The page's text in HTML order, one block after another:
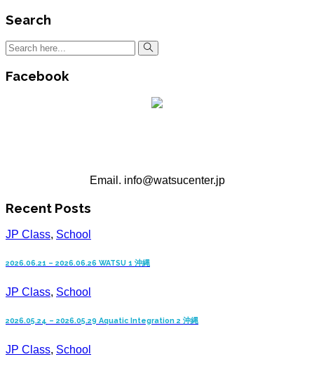
Search
Facebook
Email. info@watsucenter.jp
Recent Posts
JP Class, School
2026.06.21 – 2026.06.26 WATSU 1 沖縄
JP Class, School
2026.05.24 – 2026.05.29 Aquatic Integration 2 沖縄
JP Class, School